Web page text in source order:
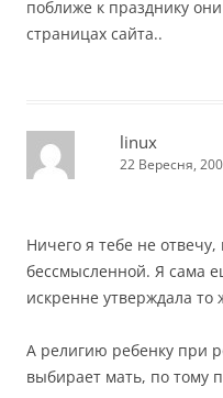
поближе к празднику
страницах сайта..
linux
22 Вересня,
Ничего я тебе не отвечу,
бессмысленной. Я сама
искренне утверждала то
А религию ребенку при
выбирает мать, по тому